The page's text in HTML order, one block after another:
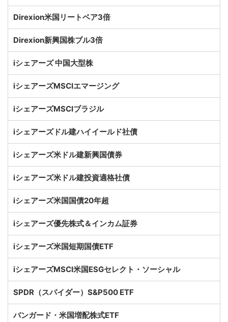
Direxion米国リートベア3倍
Direxion新興国株ブル3倍
iシェアーズ 中国大型株
iシェアーズMSCIエマージング
iシェアーズMSCIブラジル
iシェアーズドル建ハイイールド社債
iシェアーズ米ドル建新興国債券
iシェアーズ米ドル建投資適格社債
iシェアーズ米国国債20年超
iシェアーズ優先株式＆インカム証券
iシェアーズ米国短期国債ETF
iシェアーズMSCI米国ESGセレクト・ソーシャル
SPDR（スパイダー）S&P500 ETF
バンガード・米国増配株式ETF